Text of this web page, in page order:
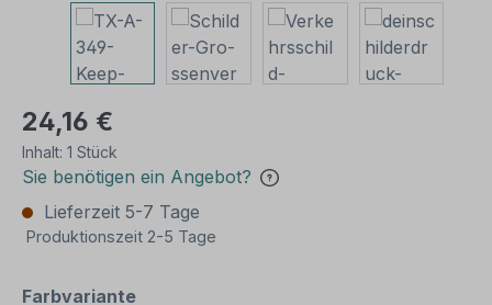
24,16 €
Inhalt: 1 Stück
Sie benötigen ein Angebot?
Lieferzeit 5-7 Tage
Produktionszeit 2-5 Tage
Farbvarianteauswählen